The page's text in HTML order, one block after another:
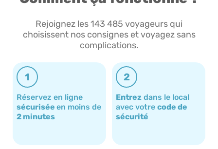
Rejoignez les 143 485 voyageurs qui
choisissent nos consignes et voyagez sans
complications.
1
Réservez en ligne
sécurisée en moins de
2 minutes
2
Entrez dans le local
avec votre code de
sécurité